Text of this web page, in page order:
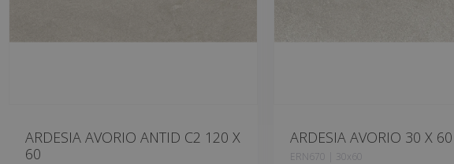
ARDESIA AVORIO ANTID C2 120 X
60
ARDESIA AVORIO 30 X 60
ERN670 | 30x60